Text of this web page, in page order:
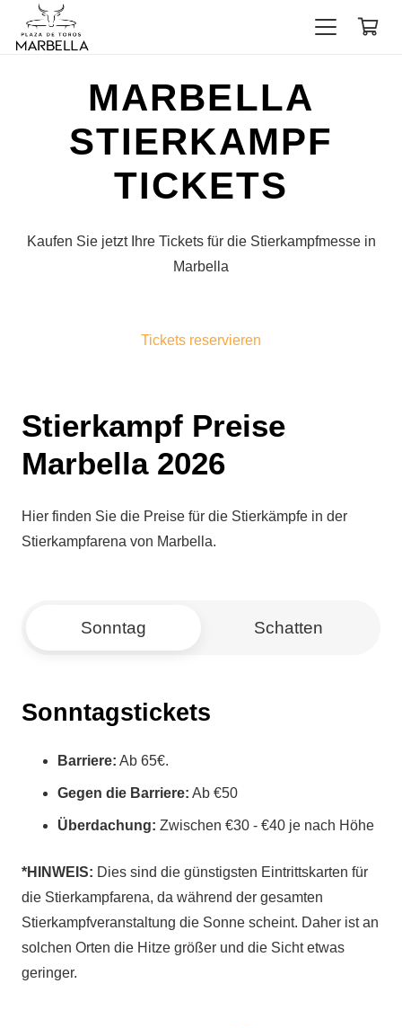
MARBELLA
STIERKAMPF
TICKETS
Kaufen Sie jetzt Ihre Tickets für die Stierkampfmesse in
Marbella
Tickets reservieren
Stierkampf Preise
Marbella 2026
Hier finden Sie die Preise für die Stierkämpfe in der
Stierkampfarena von Marbella.
Sonntag Schatten
Sonntagstickets
Barriere: Ab 65€.
Gegen die Barriere: Ab €50
Überdachung: Zwischen €30 - €40 je nach Höhe
*HINWEIS: Dies sind die günstigsten Eintrittskarten für
die Stierkampfarena, da während der gesamten
Stierkampfveranstaltung die Sonne scheint. Daher ist an
solchen Orten die Hitze größer und die Sicht etwas
geringer.